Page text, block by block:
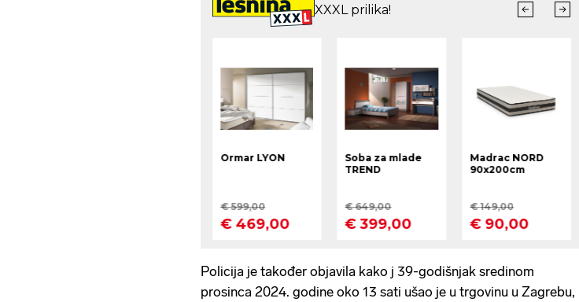
Policija je također objavila kako j 39-godišnjak sredinom
prosinca 2024. godine oko 13 sati ušao je u trgovinu u Zagrebu,